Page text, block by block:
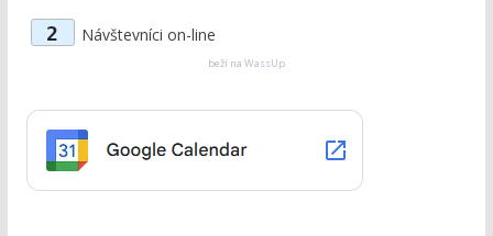
e
r
2 Návštevníci on-line
beží na WassUp